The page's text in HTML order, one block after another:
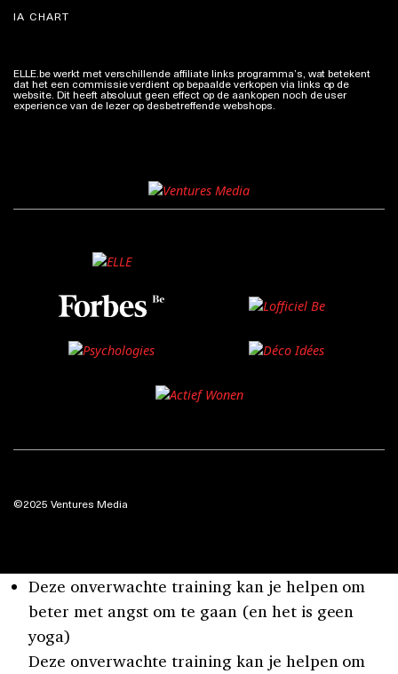
IA CHART
ELLE.be werkt met verschillende affiliate links programma’s, wat betekent
dat het een commissie verdient op bepaalde verkopen via links op de
website. Dit heeft absoluut geen effect op de aankopen noch de user
experience van de lezer op desbetreffende webshops.
©2025 Ventures Media
Deze onverwachte training kan je helpen om
beter met angst om te gaan (en het is geen
yoga)
Deze onverwachte training kan je helpen om